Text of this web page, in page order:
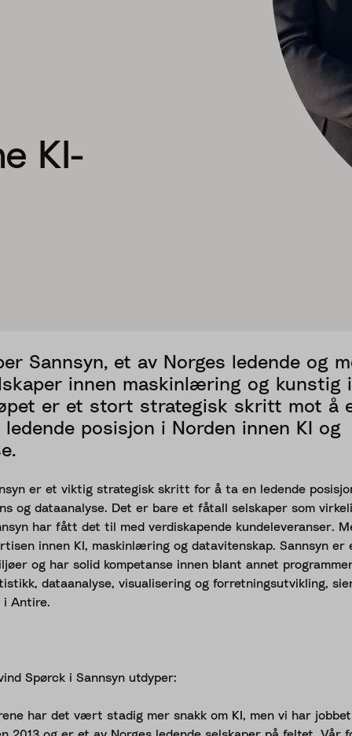
KI-
Sannsyn, et av Norges ledende og
innen maskinlæring og kunstig
er et stort strategisk skritt mot å
posisjon i Norden innen KI og
er et viktig strategisk skritt for å ta en ledende
og dataanalyse. Det er bare et fåtall selskaper som
har fått det til med verdiskapende kundeleveranser.
innen KI, maskinlæring og datavitenskap. Sannsyn er
og har solid kompetanse innen blant annet
dataanalyse, visualisering og forretningsutvikling,
i Antire.
Spørck i Sannsyn utdyper:
har det vært stadig mer snakk om KI, men vi har